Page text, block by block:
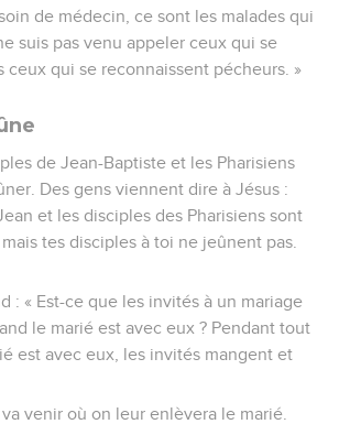
de médecin, ce sont les malades qui
suis pas venu appeler ceux qui se
ceux qui se reconnaissent pécheurs. »
de Jean-Baptiste et les Pharisiens
Des gens viennent dire à Jésus :
et les disciples des Pharisiens sont
tes disciples à toi ne jeûnent pas.
: « Est-ce que les invités à un mariage
le marié est avec eux ? Pendant tout
est avec eux, les invités mangent et
venir où on leur enlèvera le marié.